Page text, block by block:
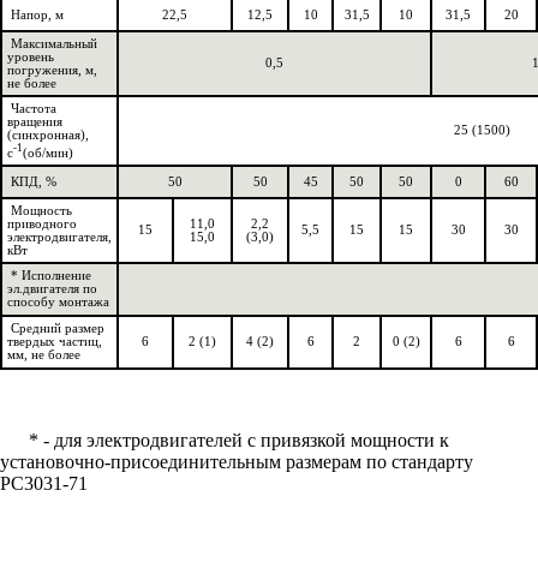
Напор, м 22,5 12,5 10 31,5 10 31,5 20
Максимальный
уровень
погружения, м,
не более
0,5 1
Частота
вращения
(синхронная),
с-1(об/мин)
25 (1500)
КПД, % 50 50 45 50 50 0 60
Мощность
приводного
электродвигателя,
кВт
15
11,0
15,0
2,2
(3,0)
5,5 15 15 30 30
* Исполнение
эл.двигателя по
способу монтажа
Средний размер
твердых частиц,
мм, не более
6 2 (1) 4 (2) 6 2 0 (2) 6 6
* - для электродвигателей с привязкой мощности к
установочно-присоединительным размерам по стандарту
РС3031-71